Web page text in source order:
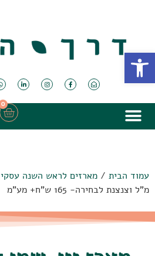
פתח סרגל נגישות
0
עמוד הבית / מארזים לראש השנה עסקי
מ"ל וצנצנת לבחירה- 165 ש"ח+ מע"מ